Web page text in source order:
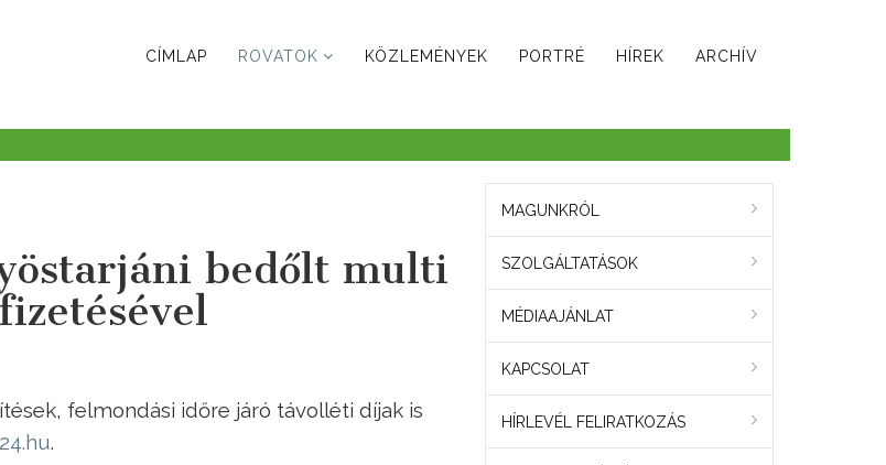
CÍMLAP ROVATOK KÖZLEMÉNYEK PORTRÉ HÍREK ARCHÍV
bedőlt multi
felmondási időre járó távolléti díjak is
.
MAGUNKRÓL
SZOLGÁLTATÁSOK
MÉDIAAJÁNLAT
KAPCSOLAT
HÍRLEVÉL FELIRATKOZÁS